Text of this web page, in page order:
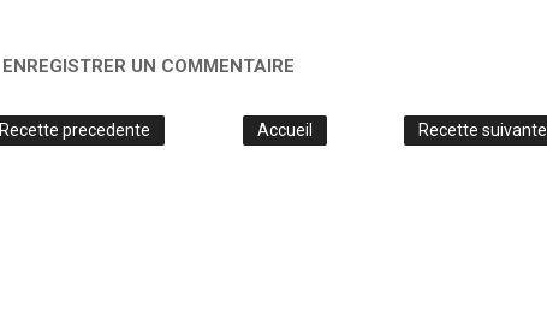
ENREGISTRER UN COMMENTAIRE
Recette precedente Recette suivante
Accueil